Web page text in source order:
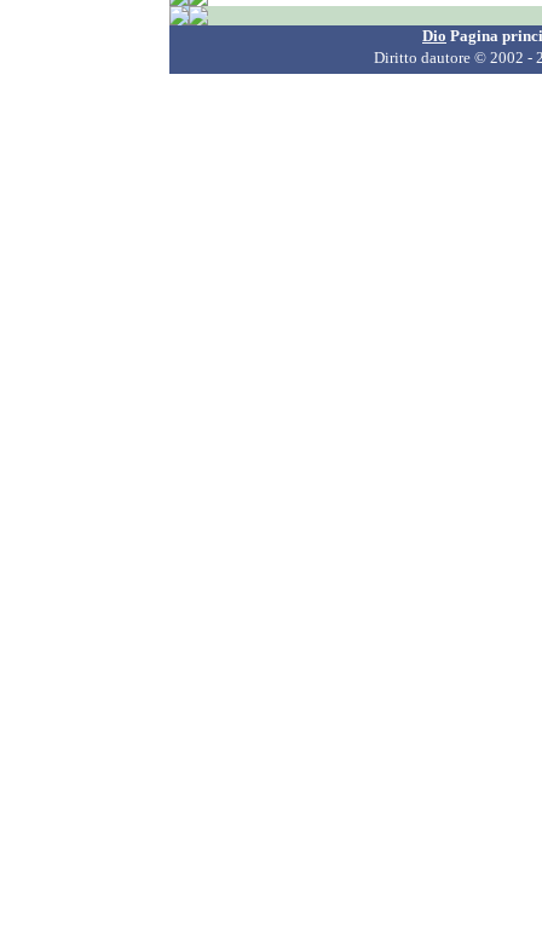
Dio Pagina
Diritto dautore © 2002 -